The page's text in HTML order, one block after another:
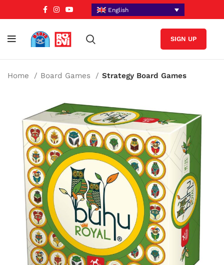
English
SIGN UP
Home Board Games Strategy Board Games